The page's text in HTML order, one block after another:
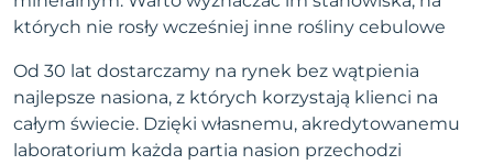
których nie rosły wcześniej inne rośliny cebulowe
Od 30 lat dostarczamy na rynek bez wątpienia
najlepsze nasiona, z których korzystają klienci na
całym świecie. Dzięki własnemu, akredytowanemu
laboratorium każda partia nasion przechodzi